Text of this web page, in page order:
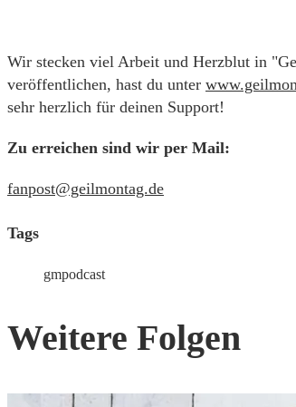
Wir stecken viel Arbeit und Herzblut in
veröffentlichen, hast du unter
sehr herzlich für deinen Support!
Zu erreichen sind wir per Mail:
fanpost@geilmontag.de
Tags
gmpodcast
Weitere Folgen